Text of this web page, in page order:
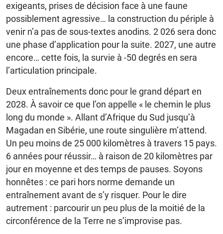
exigeants, prises de décision face à une faune
possiblement agressive… la construction du périple à
venir n’a pas de sous-textes anodins. 2 026 sera donc
une phase d’application pour la suite. 2027, une autre
encore… cette fois, la survie à -50 degrés en sera
l’articulation principale.
Deux entraînements donc pour le grand départ en
2028. À savoir ce que l’on appelle « le chemin le plus
long du monde ». Allant d’Afrique du Sud jusqu’à
Magadan en Sibérie, une route singulière m’attend.
Un peu moins de 25 000 kilomètres à travers 15 pays.
6 années pour réussir… à raison de 20 kilomètres par
jour en moyenne et des temps de pauses. Soyons
honnêtes : ce pari hors norme demande un
entraînement avant de s’y risquer. Pour le dire
autrement : parcourir un peu plus de la moitié de la
circonférence de la Terre ne s’improvise pas.